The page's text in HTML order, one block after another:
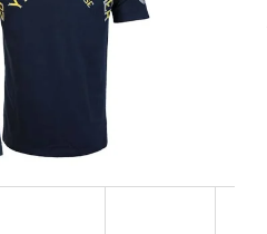
699 Kč
Původně: 873 Kč